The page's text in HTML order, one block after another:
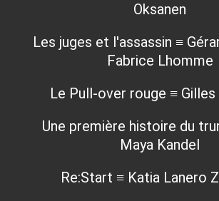
Oksanen
Les juges et l'assassin ≡
Fabrice Lhomme
Le Pull-over rouge ≡
Une première histoire du
Maya Kandel
Re:Start ≡ Katia Lanero